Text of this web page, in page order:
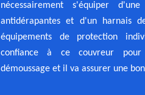
nécessairement s'équiper
antidérapantes et d'un harnais
équipements de protection
confiance à ce couvreur
démoussage et il va assurer une